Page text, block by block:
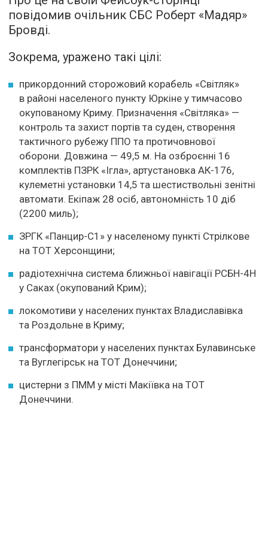
повідомив очільник СБС Роберт «Мадяр»
Бровді.
Зокрема, уражено такі цілі:
прикордонний сторожовий корабель «Світляк»
в районі населеного пункту Юркіне у тимчасово
окупованому Криму. Призначення «Світляка» —
контроль та захист портів та суден, створення
тактичного рубежу ППО та протичовнової
оборони. Довжина — 49,5 м. На озброєнні 16
комплектів ПЗРК «Ігла», артустановка АК-176,
кулеметні установки 14,5 та шестиствольні зенітні
автомати. Екіпаж 28 осіб, автономність 10 діб
(2200 миль);
ЗРГК «Панцир-С1» у населеному пункті Стрілкове
на ТОТ Херсонщини;
радіотехнічна система ближньої навігації РСБН-4Н
у Саках (окупований Крим);
локомотиви у населених пунктах Владиславівка
та Роздольне в Криму;
трансформатори у населених пунктах Булавинське
та Вуглегірськ на ТОТ Донеччини;
цистерни з ПММ у місті Макіївка на ТОТ
Донеччини.